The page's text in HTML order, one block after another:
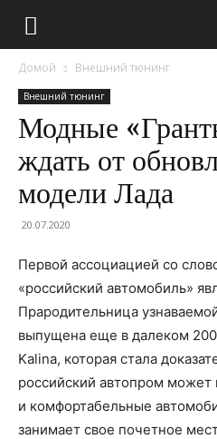
Домой Внешний тюнинг
Внешний тюнинг
Модные
ждать от
модели Лада
20.07.2020
Первой ассоциацией со
«российский автомобиль»
Прародительница
выпущена еще в далеком
Kalina, которая стала
российский автопром может
и комфортабельные
занимает свое почетное